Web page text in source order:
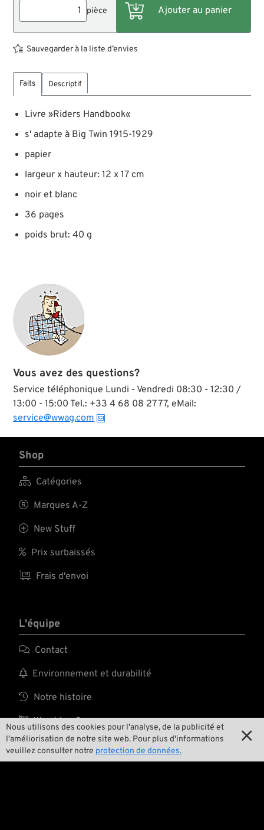
Nous utilisons des cookies pour l'analyse, de la publicité et
l'améliorisation de notre site web. Pour plus d'informations
veuillez consulter notre protection de données.

pièce
Sauvegarder à la liste d’envies
Faits Descriptif
Livre »Riders Handbook«
s' adapte à Big Twin 1915-1929
papier
largeur x hauteur: 12 x 17 cm
noir et blanc
36 pages
poids brut: 40 g
Vous avez des questions?
Service téléphonique Lundi - Vendredi 08:30 - 12:30 /
13:00 - 15:00 Tel.: +33 4 68 08 27 77, eMail:
service@wwag.com
Shop
 Catégories
 Marques A-Z
 New Stuff
 Prix surbaissés
 Frais d'envoi
L'équipe
 Contact
 Environnement et durabilité
 Notre histoire
 Wrecking Crew